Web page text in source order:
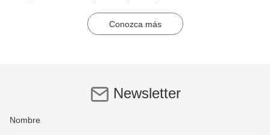
Conozca más
Newsletter
Nombre